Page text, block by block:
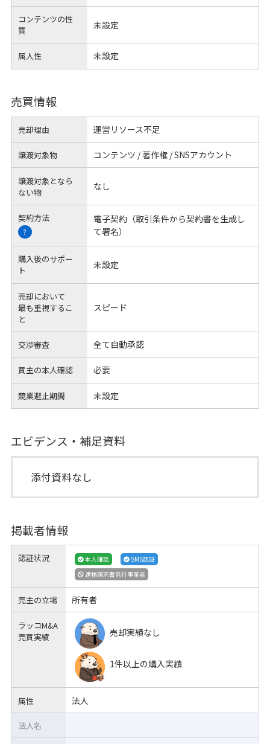
コンテンツの性
質
未設定
属人性 未設定
売買情報
売却理由 運営リソース不足
譲渡対象物 コンテンツ / 著作権 / SNSアカウント
譲渡対象となら
ない物
なし
契約方法
?
電子契約（取引条件から契約書を生成し
て署名）
購入後のサポー
ト
未設定
売却において
最も重視するこ
と
スピード
交渉審査 全て自動承認
買主の本人確認 必要
競業避止期間 未設定
エビデンス・補足資料
添付資料なし
掲載者情報
認証状況 本人確認
SMS認証
適格請求書発行事業者
売主の立場 所有者
ラッコM&A
売買実績
売却実績なし
1件以上の購入実績
属性 法人
法人名